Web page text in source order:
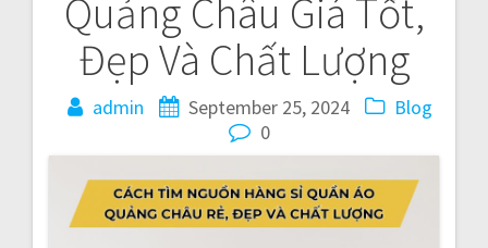
Quảng Châu Giá Tốt,
Đẹp Và Chất Lượng
admin September 25, 2024
Blog
0
a